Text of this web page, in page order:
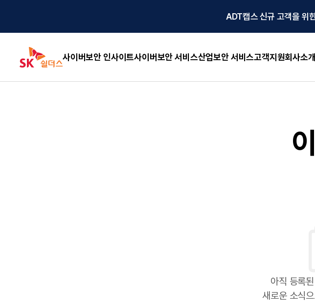
ADT캡스 신규 고객을 위
사이버보안 인사이트사이버보안 서비스산업보안 서비스고객지원회사소개
아직 등록
새로운 소식